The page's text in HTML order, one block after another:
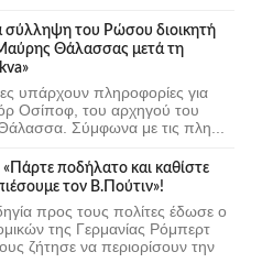
σύλληψη του Ρώσου διοικητή
Θάλασσας μετά τη
υπάρχουν πληροφορίες για
Οσίποφ, του αρχηγού του
Σύμφωνα με τις πλη...
ποδήλατο και καθίστε
τον Β.Πούτιν»!
προς τους πολίτες έδωσε ο
της Γερμανίας Ρόμπερτ
ζήτησε να περιορίσουν την